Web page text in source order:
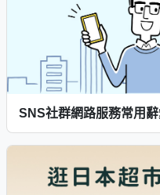
SNS社群網路服務常用